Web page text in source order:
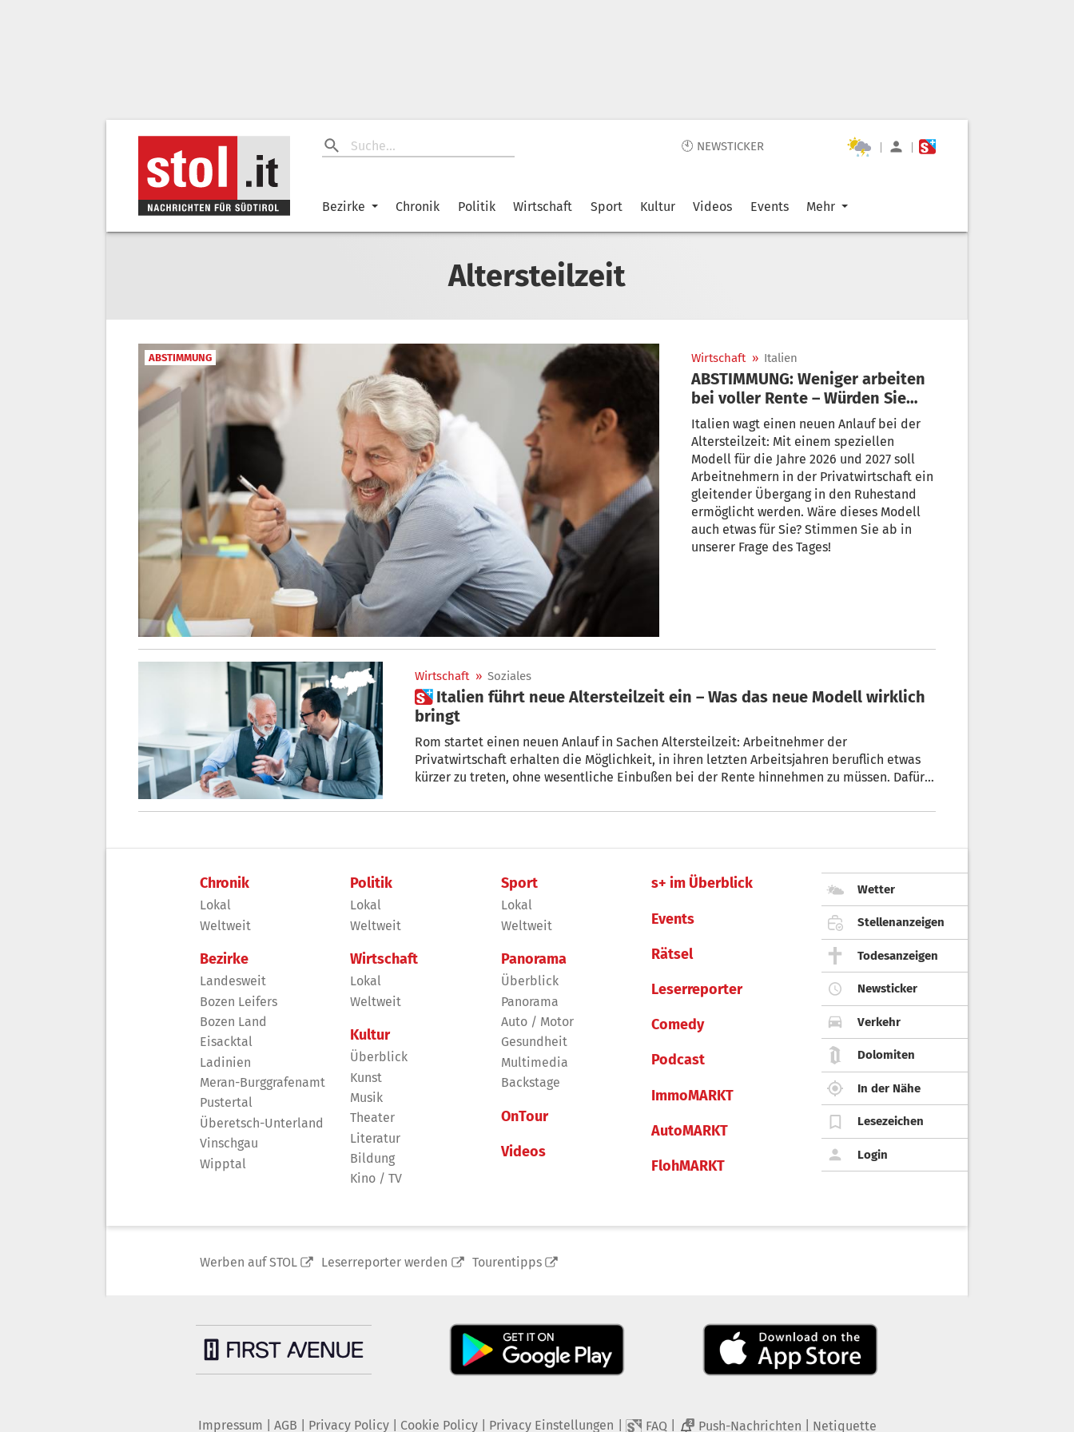
🕙 NEWSTICKER | |
Bezirke Chronik Politik Wirtschaft Sport Kultur Videos Events Mehr
Altersteilzeit
ABSTIMMUNG Wirtschaft » Italien
ABSTIMMUNG: Weniger arbeiten
bei voller Rente – Würden Sie
das nutzen?
Italien wagt einen neuen Anlauf bei der
Altersteilzeit: Mit einem speziellen
Modell für die Jahre 2026 und 2027 soll
Arbeitnehmern in der Privatwirtschaft ein
gleitender Übergang in den Ruhestand
ermöglicht werden. Wäre dieses Modell
auch etwas für Sie? Stimmen Sie ab in
unserer Frage des Tages!
Wirtschaft » Soziales
 Italien führt neue Altersteilzeit ein – Was das neue Modell wirklich
bringt
Rom startet einen neuen Anlauf in Sachen Altersteilzeit: Arbeitnehmer der
Privatwirtschaft erhalten die Möglichkeit, in ihren letzten Arbeitsjahren beruflich etwas
kürzer zu treten, ohne wesentliche Einbußen bei der Rente hinnehmen zu müssen. Dafür
Teilzeitmodell ist Teil eines Gesetzespakets für kleine und mittlere Unternehmen und
Chronik
Lokal
Weltweit
Bezirke
Landesweit
Bozen Leifers
Bozen Land
Eisacktal
Ladinien
Meran-Burggrafenamt
Pustertal
Überetsch-Unterland
Vinschgau
Wipptal
Politik
Lokal
Weltweit
Wirtschaft
Lokal
Weltweit
Kultur
Überblick
Kunst
Musik
Theater
Literatur
Bildung
Kino / TV
Sport
Lokal
Weltweit
Panorama
Überblick
Panorama
Auto / Motor
Gesundheit
Multimedia
Backstage
OnTour
Videos
s+ im Überblick
Events
Rätsel
Leserreporter
Comedy
Podcast
ImmoMARKT
AutoMARKT
FlohMARKT
Wetter
Stellenanzeigen
Todesanzeigen
Newsticker
Verkehr
Dolomiten
In der Nähe
Lesezeichen
Login
Werben auf STOL Leserreporter werden Tourentipps
Impressum AGB Privacy Policy| Cookie Policy| Privacy Einstellungen FAQ 2 Push-Nachrichten Netiquette